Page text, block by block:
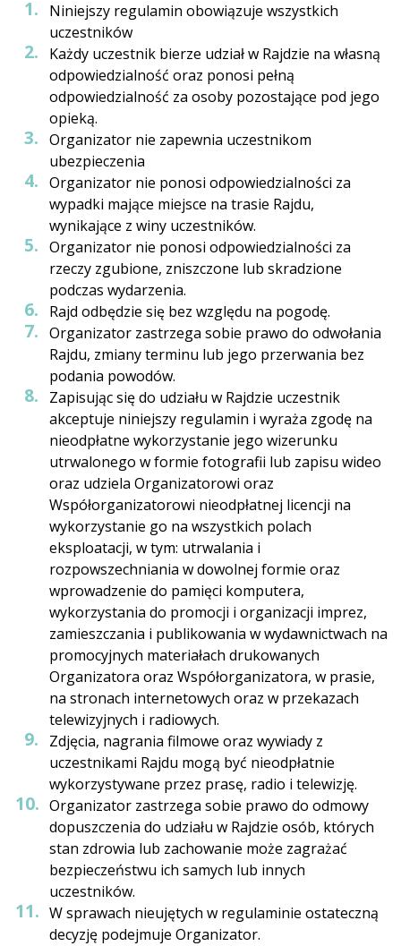
Niniejszy regulamin obowiązuje wszystkich
uczestników
Każdy uczestnik bierze udział w Rajdzie na własną
odpowiedzialność oraz ponosi pełną
odpowiedzialność za osoby pozostające pod jego
opieką.
Organizator nie zapewnia uczestnikom
ubezpieczenia
Organizator nie ponosi odpowiedzialności za
wypadki mające miejsce na trasie Rajdu,
wynikające z winy uczestników.
Organizator nie ponosi odpowiedzialności za
rzeczy zgubione, zniszczone lub skradzione
podczas wydarzenia.
Rajd odbędzie się bez względu na pogodę.
Organizator zastrzega sobie prawo do odwołania
Rajdu, zmiany terminu lub jego przerwania bez
podania powodów.
Zapisując się do udziału w Rajdzie uczestnik
akceptuje niniejszy regulamin i wyraża zgodę na
nieodpłatne wykorzystanie jego wizerunku
utrwalonego w formie fotografii lub zapisu wideo
oraz udziela Organizatorowi oraz
Współorganizatorowi nieodpłatnej licencji na
wykorzystanie go na wszystkich polach
eksploatacji, w tym: utrwalania i
rozpowszechniania w dowolnej formie oraz
wprowadzenie do pamięci komputera,
wykorzystania do promocji i organizacji imprez,
zamieszczania i publikowania w wydawnictwach na
promocyjnych materiałach drukowanych
Organizatora oraz Współorganizatora, w prasie,
na stronach internetowych oraz w przekazach
telewizyjnych i radiowych.
Zdjęcia, nagrania filmowe oraz wywiady z
uczestnikami Rajdu mogą być nieodpłatnie
wykorzystywane przez prasę, radio i telewizję.
Organizator zastrzega sobie prawo do odmowy
dopuszczenia do udziału w Rajdzie osób, których
stan zdrowia lub zachowanie może zagrażać
bezpieczeństwu ich samych lub innych
uczestników.
W sprawach nieujętych w regulaminie ostateczną
decyzję podejmuje Organizator.